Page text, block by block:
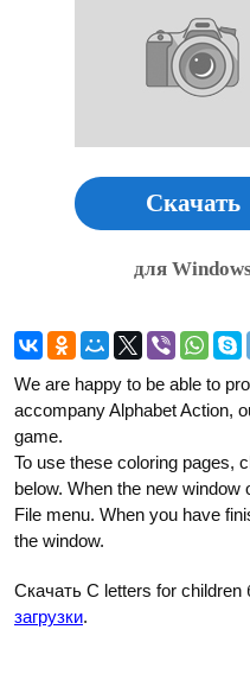
Скачать
для
We are happy to be able to
accompany Alphabet Action,
game.
To use these coloring pages,
below. When the new
File menu. When you have
the window.
Скачать C letters for children
загрузки.